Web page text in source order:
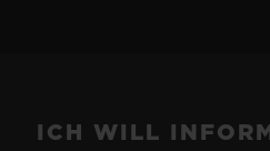
ICH WILL